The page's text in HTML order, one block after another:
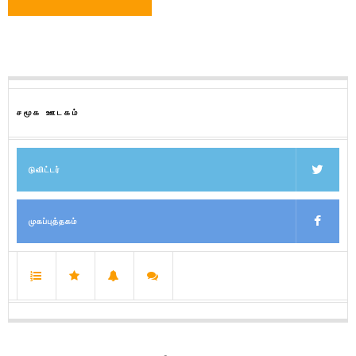
சமூக ஊடகம்
டுவிட்டர்
முகப்புத்தகம்